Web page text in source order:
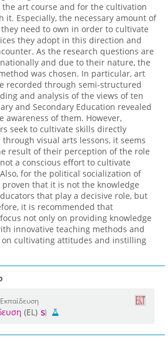
art course and for the cultivation
it. Especially, the necessary amount of
need to own in order to cultivate
they adopt in this direction and
As the research questions are
and due to their nature, the
was chosen. In particular, art
recorded through semi-structured
and analysis of the views of ten
and Secondary Education revealed
awareness of them. However,
seek to cultivate skills directly
visual arts lessons, it seems
result of their perception of the role
a conscious effort to cultivate
for the political socialization of
that it is not the knowledge
that play a decisive role, but
it is recommended that
not only on providing knowledge
innovative teaching methods and
cultivating attitudes and instilling
(EL)